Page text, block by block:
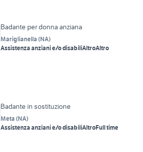
Badante per donna anziana
Mariglianella (NA)
Assistenza anziani e/o disabiliAltroAltro
Badante in sostituzione
Meta (NA)
Assistenza anziani e/o disabiliAltroFull time